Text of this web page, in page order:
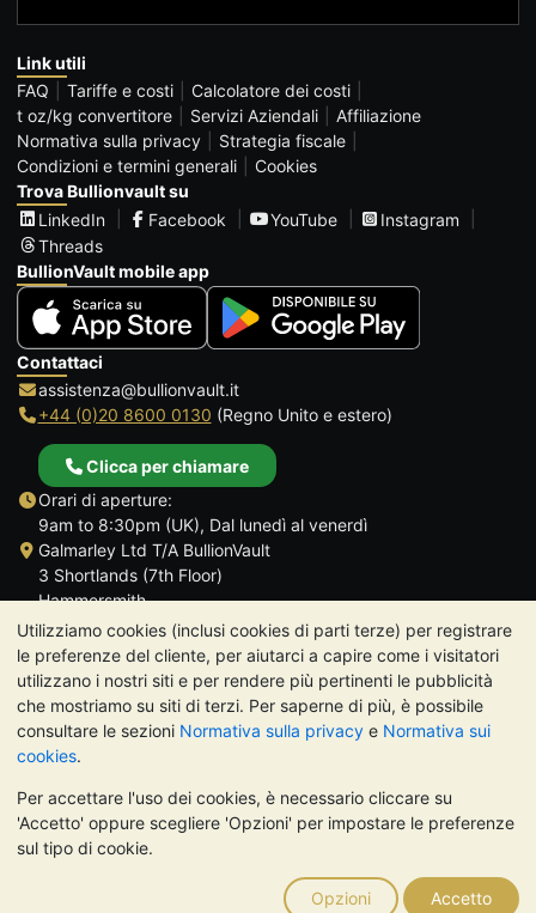
Utilizziamo cookies (inclusi cookies di parti terze) per registrare
le preferenze del cliente, per aiutarci a capire come i visitatori
utilizzano i nostri siti e per rendere più pertinenti le pubblicità
che mostriamo su siti di terzi. Per saperne di più, è possibile
consultare le sezioni Normativa sulla privacy e Normativa sui
cookies.
Per accettare l'uso dei cookies, è necessario cliccare su
'Accetto' oppure scegliere 'Opzioni' per impostare le preferenze
sul tipo di cookie.
Opzioni Accetto
Link utili
FAQ
Tariffe e costi
Calcolatore dei costi
t oz/kg convertitore
Servizi Aziendali
Affiliazione
Normativa sulla privacy
Strategia fiscale
Condizioni e termini generali
Cookies
Trova Bullionvault su
LinkedIn
Facebook YouTube
Instagram
Threads
BullionVault mobile app
Contattaci
assistenza@bullionvault.it
+44 (0)20 8600 0130 (Regno Unito e estero)
Clicca per chiamare
Orari di aperture:
9am to 8:30pm (UK), Dal lunedì al venerdì
Galmarley Ltd T/A BullionVault
3 Shortlands (7th Floor)
Hammersmith
Londra
W6 8DA
Regno Unito
TrustScore 4.7 | 488 recensioni
NOTA BENE: Il valore dei metalli preziosi può diminuire o
aumentare, e i trend storici non sono predittori dell'andamento
futuro. Nulla di quanto contenuto nei siti web di BullionVault o
nelle sue comunicazioni costituisce una consulenza sugli